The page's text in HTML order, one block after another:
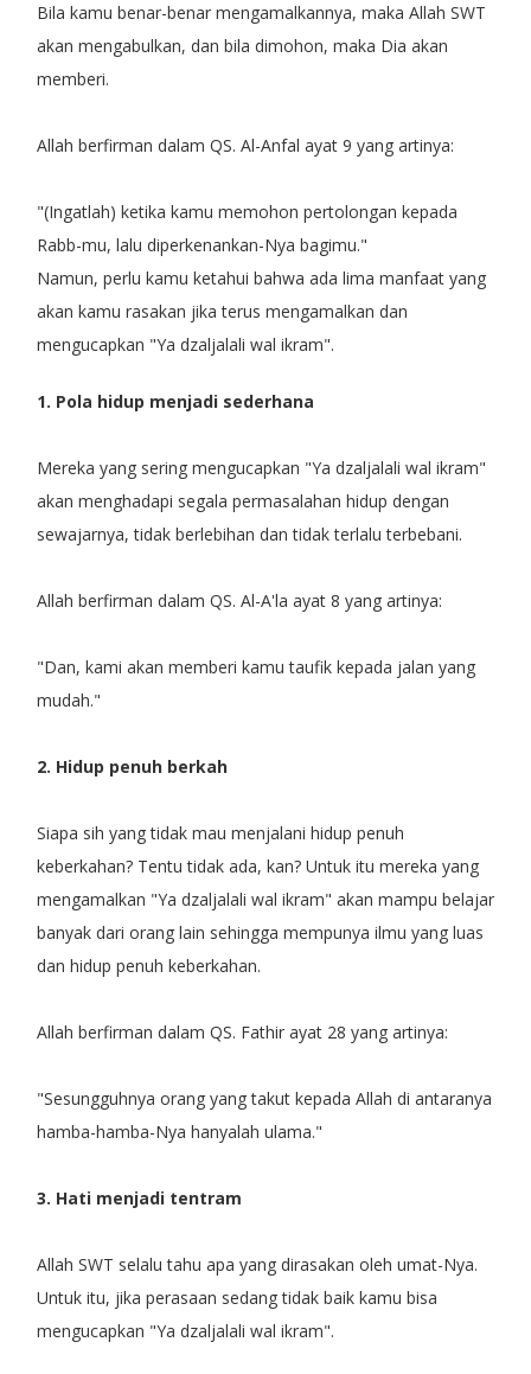
Bila kamu benar-benar mengamalkannya, maka Allah SWT
akan mengabulkan, dan bila dimohon, maka Dia akan
memberi.
Allah berfirman dalam QS. Al-Anfal ayat 9 yang artinya:
"(Ingatlah) ketika kamu memohon pertolongan kepada
Rabb-mu, lalu diperkenankan-Nya bagimu."
Namun, perlu kamu ketahui bahwa ada lima manfaat yang
akan kamu rasakan jika terus mengamalkan dan
mengucapkan "Ya dzaljalali wal ikram".
1. Pola hidup menjadi sederhana
Mereka yang sering mengucapkan "Ya dzaljalali wal ikram"
akan menghadapi segala permasalahan hidup dengan
sewajarnya, tidak berlebihan dan tidak terlalu terbebani.
Allah berfirman dalam QS. Al-A'la ayat 8 yang artinya:
"Dan, kami akan memberi kamu taufik kepada jalan yang
mudah."
2. Hidup penuh berkah
Siapa sih yang tidak mau menjalani hidup penuh
keberkahan? Tentu tidak ada, kan? Untuk itu mereka yang
mengamalkan "Ya dzaljalali wal ikram" akan mampu belajar
banyak dari orang lain sehingga mempunya ilmu yang luas
dan hidup penuh keberkahan.
Allah berfirman dalam QS. Fathir ayat 28 yang artinya:
"Sesungguhnya orang yang takut kepada Allah di antaranya
hamba-hamba-Nya hanyalah ulama."
3. Hati menjadi tentram
Allah SWT selalu tahu apa yang dirasakan oleh umat-Nya.
Untuk itu, jika perasaan sedang tidak baik kamu bisa
mengucapkan "Ya dzaljalali wal ikram".